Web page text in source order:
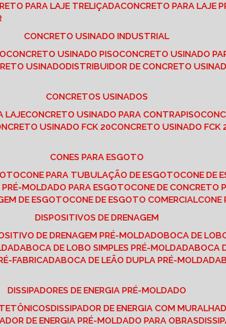
PARA LAJE TRELIÇADA CONCRETO PARA LAJE
CONCRETO USINADO INDUSTRIAL
CONCRETO USINADO PISO CONCRETO USINADO
USINADO DISTRIBUIDOR DE CONCRETO
CONCRETOS USINADOS
LAJE CONCRETO USINADO PARA CONTRAPISO
USINADO FCK 20 CONCRETO USINADO FCK
CONES PARA ESGOTO
CONE PARA TUBULAÇÃO DE ESGOTO CONE DE
PRÉ-MOLDADO PARA ESGOTO
CONE DE CONCRETO
DE ESGOTO CONE DE ESGOTO COMERCIAL
DISPOSITIVOS DE DRENAGEM
DE DRENAGEM PRÉ-MOLDADO BOCA DE
BOCA DE LOBO SIMPLES PRÉ-MOLDADA
FABRICADA BOCA DE LEÃO DUPLA PRÉ-MOLDADA
DISSIPADORES DE ENERGIA PRÉ-MOLDADO
DISSIPADOR DE ENERGIA COM MURALHA
DE ENERGIA PRÉ-MOLDADO PARA OBRAS